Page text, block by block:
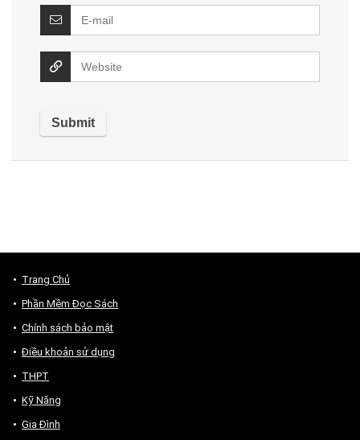
Trang Chủ
Phần Mềm Đọc Sách
Chính sách bảo mật
Điều khoản sử dụng
THPT
Kỹ Năng
Gia Đình